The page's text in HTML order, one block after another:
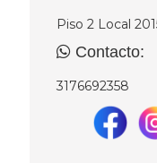
Piso 2 Local
Contacto:
3176692358